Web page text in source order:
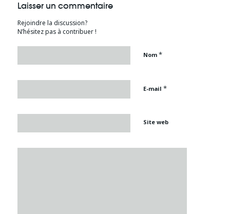
Laisser un commentaire
Rejoindre la discussion?
N’hésitez pas à contribuer !
Nom *
E-mail *
Site web